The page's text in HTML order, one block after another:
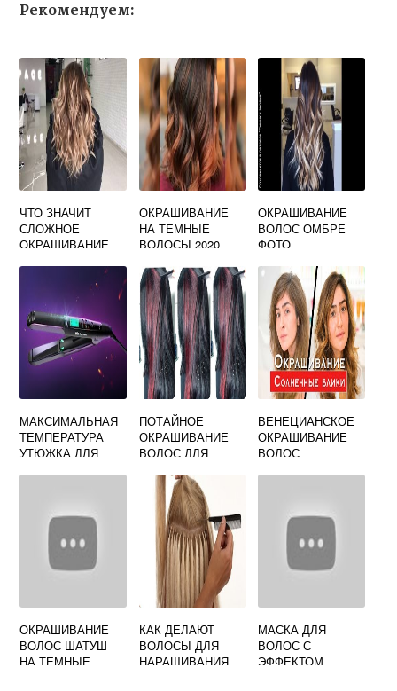
Рекомендуем:
ЧТО ЗНАЧИТ
СЛОЖНОЕ
ОКРАШИВАНИЕ
ОКРАШИВАНИЕ
НА ТЕМНЫЕ
ВОЛОСЫ 2020
ОКРАШИВАНИЕ
ВОЛОС ОМБРЕ
ФОТО
МАКСИМАЛЬНАЯ
ТЕМПЕРАТУРА
УТЮЖКА ДЛЯ
ПОТАЙНОЕ
ОКРАШИВАНИЕ
ВОЛОС ДЛЯ
ВЕНЕЦИАНСКОЕ
ОКРАШИВАНИЕ
ВОЛОС
ОКРАШИВАНИЕ
ВОЛОС ШАТУШ
НА ТЕМНЫЕ
КАК ДЕЛАЮТ
ВОЛОСЫ ДЛЯ
НАРАЩИВАНИЯ
МАСКА ДЛЯ
ВОЛОС С
ЭФФЕКТОМ